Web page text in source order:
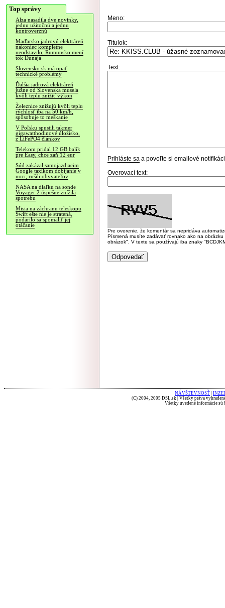
Top správy
Alza nasadila dve novinky,
jednu užitočnú a jednu
kontroverznú
Maďarsko jadrovú elektráreň
nakoniec kompletne
neodstavilo, Rumunsko mení
tok Dunaja
Slovensko.sk má opäť
technické problémy
Ďalšia jadrová elektráreň
južne od Slovenska musela
kvôli teplu znížiť výkon
Železnice znižujú kvôli teplu
rýchlosť iba na 50 km/h,
spôsobuje to meškanie
V Poľsku spustili takmer
gigawatthodinové úložisko,
z LiFePO4 článkov
Telekom pridal 12 GB balík
pre Easy, chce zaň 12 eur
Súd zakázal samojazdiacim
Google taxíkom dobíjanie v
noci, rušili obyvateľov
NASA na diaľku na sonde
Voyager 2 úspešne znížila
spotrebu
Misia na záchranu teleskopu
Swift ešte nie je stratená,
podarilo sa spomaliť jej
otáčanie
Meno:
Titulok:
Text:
Prihláste sa a povoľte si emailové
Overovací text:
Pre overenie, že komentár sa nepridáva
Písmená musíte zadávať rovnako ako na
obrázok". V texte sa používajú iba znaky
NÁVŠTEVNOSŤ
(C) 2004, 2005 DSL.sk | Všetky práva
Všetky uvedené informácie sú